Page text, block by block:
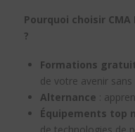
Pourquoi choisir
?
Formations
de votre avenir sans
Alternance :
Équipements top